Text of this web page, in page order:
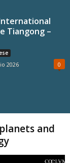
Tiangong –
2026 0
and